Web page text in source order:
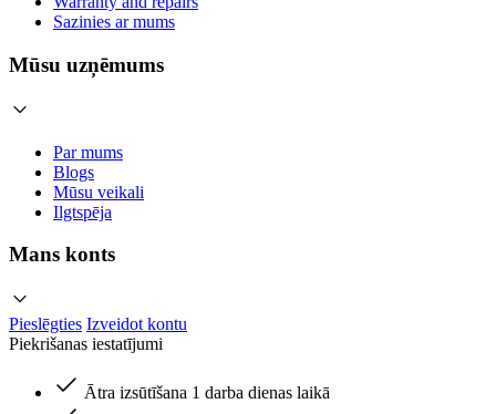
Sazinies ar mums
Mūsu uzņēmums
Par mums
Blogs
Mūsu veikali
Ilgtspēja
Mans konts
Pieslēgties Izveidot kontu
Piekrišanas iestatījumi
Ātra izsūtīšana 1 darba dienas laikā